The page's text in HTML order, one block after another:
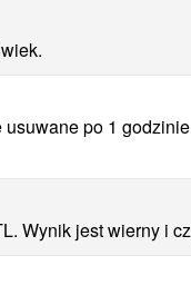
po 1
Wynik jest wierny i